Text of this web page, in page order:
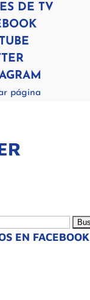
DE TV
página
EN FACEBOOK